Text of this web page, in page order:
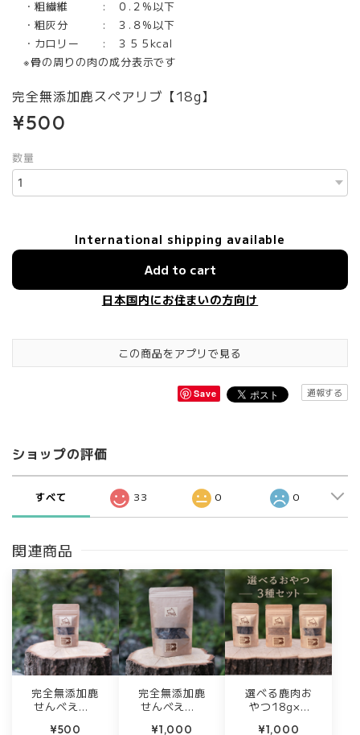
・粗繊維 : ０.２%以下
・粗灰分 : ３.８%以下
・カロリー : ３５５kcal
※骨の周りの肉の成分表示です
完全無添加鹿スペアリブ【18g】
¥500
数量
International shipping available
Add to cart
日本国内にお住まいの方向け
この商品をアプリで見る
Save 通報する
ショップの評価
すべて 33 0 0
関連商品
完全無添加鹿
せんべえ【1
¥500
完全無添加鹿
せんべえ【6
¥1,000
選べる鹿肉お
やつ18g×3
¥1,000